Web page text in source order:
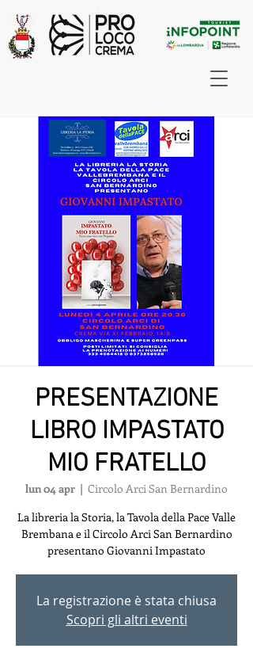
PRESENTAZIONE
LIBRO IMPASTATO
MIO FRATELLO
lun 04 apr
  |
Circolo Arci San Bernardino
La libreria la Storia, la Tavola della Pace Valle
Brembana e il Circolo Arci San Bernardino
presentano Giovanni Impastato
La registrazione è stata chiusa
Scopri gli altri eventi